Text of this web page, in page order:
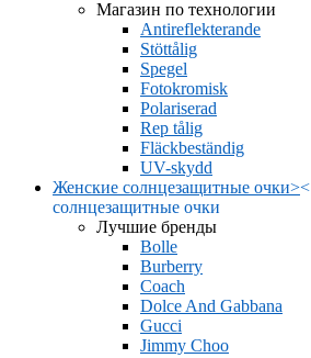
Магазин по технологии
Antireflekterande
Stöttålig
Spegel
Fotokromisk
Polariserad
Rep tålig
Fläckbeständig
UV-skydd
Женские солнцезащитные очки><
солнцезащитные очки
Лучшие бренды
Bolle
Burberry
Coach
Dolce And Gabbana
Gucci
Jimmy Choo